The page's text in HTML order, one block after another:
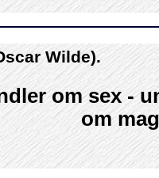
Wilde).
om sex -
om